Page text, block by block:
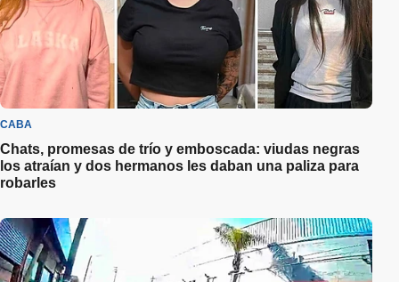
CABA
Chats, promesas de trío y emboscada: viudas negras
los atraían y dos hermanos les daban una paliza para
robarles